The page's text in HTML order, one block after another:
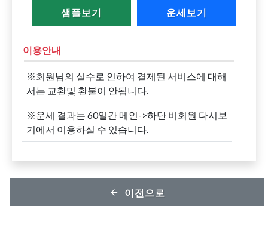
샘플보기 운세보기
이용안내
※회원님의 실수로 인하여 결제된 서비스에 대해
서는 교환및 환불이 안됩니다.
※운세 결과는 60일간 메인->하단 비회원 다시보
기에서 이용하실 수 있습니다.
이전으로